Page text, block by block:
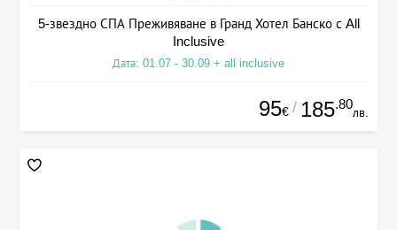
5-звездно СПА Преживяване в Гранд Хотел Банско с All
Inclusive
Дата: 01.07 - 30.09 + all inclusive
95€ / 185.80
лв.